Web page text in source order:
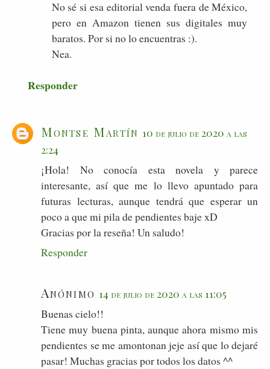
No sé si esa editorial venda fuera de México,
pero en Amazon tienen sus digitales muy
baratos. Por si no lo encuentras :).
Nea.
Responder
Montse Martín 10 de julio de 2020 a las
2:24
¡Hola! No conocía esta novela y parece
interesante, así que me lo llevo apuntado para
futuras lecturas, aunque tendrá que esperar un
poco a que mi pila de pendientes baje xD
Gracias por la reseña! Un saludo!
Responder
Anónimo 14 de julio de 2020 a las 11:05
Buenas cielo!!
Tiene muy buena pinta, aunque ahora mismo mis
pendientes se me amontonan jeje así que lo dejaré
pasar! Muchas gracias por todos los datos ^^